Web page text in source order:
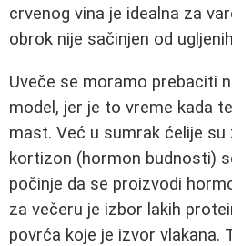
crvenog vina je idealna za
obrok nije sačinjen od
Uveče se moramo prebaciti
model, jer je to vreme kada
mast. Već u sumrak ćelije su
kortizon (hormon budnosti)
počinje da se proizvodi
za večeru je izbor lakih
povrća koje je izvor vlakana.